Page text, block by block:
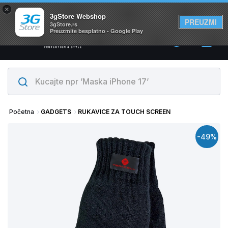
×
3gStore Webshop
3gStore.rs
Preuzmite besplatno - Google Play
PREUZMI
Svi proizvodi su na lageru. Slanje istog dana!
0
Početna GADGETS RUKAVICE ZA TOUCH SCREEN
-49%